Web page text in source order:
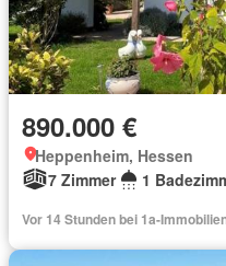
890.000 €
Heppenheim, Hessen
7 Zimmer
1
Vor 14 Stunden bei 1a-